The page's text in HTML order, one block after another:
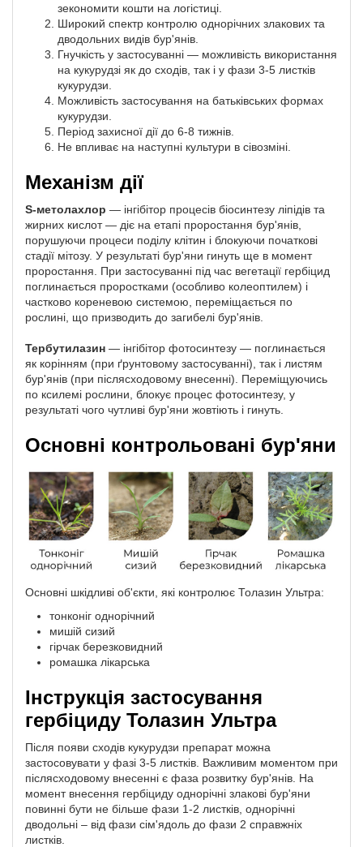
зекономити кошти на логістиці.
Широкий спектр контролю однорічних злакових та
дводольних видів бур'янів.
Гнучкість у застосуванні — можливість використання
на кукурудзі як до сходів, так і у фази 3-5 листків
кукурудзи.
Можливість застосування на батьківських формах
кукурудзи.
Період захисної дії до 6-8 тижнів.
Не впливає на наступні культури в сівозміні.
Механізм дії
S-метолахлор — інгібітор процесів біосинтезу ліпідів та
жирних кислот — діє на етапі проростання бур'янів,
порушуючи процеси поділу клітин і блокуючи початкові
стадії мітозу. У результаті бур'яни гинуть ще в момент
проростання. При застосуванні під час вегетації гербіцид
поглинається проростками (особливо колеоптилем) і
частково кореневою системою, переміщається по
рослині, що призводить до загибелі бур'янів.
Тербутилазин — інгібітор фотосинтезу — поглинається
як корінням (при ґрунтовому застосуванні), так і листям
бур'янів (при післясходовому внесенні). Переміщуючись
по ксилемі рослини, блокує процес фотосинтезу, у
результаті чого чутливі бур'яни жовтіють і гинуть.
Основні контрольовані бур'яни
Основні шкідливі об'єкти, які контролює Толазин Ультра:
тонконіг однорічний
мишій сизий
гірчак березковидний
ромашка лікарська
Інструкція застосування
гербіциду Толазин Ультра
Після появи сходів кукурудзи препарат можна
застосовувати у фазі 3-5 листків. Важливим моментом при
післясходовому внесенні є фаза розвитку бур'янів. На
момент внесення гербіциду однорічні злакові бур'яни
повинні бути не більше фази 1-2 листків, однорічні
дводольні – від фази сім'ядоль до фази 2 справжніх
листків.